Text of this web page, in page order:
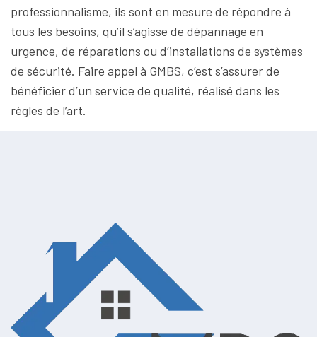
professionnalisme, ils sont en mesure de répondre à
tous les besoins, qu’il s’agisse de dépannage en
urgence, de réparations ou d’installations de systèmes
de sécurité. Faire appel à GMBS, c’est s’assurer de
bénéficier d’un service de qualité, réalisé dans les
règles de l’art.